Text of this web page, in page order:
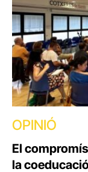
OPINIÓ
El
la